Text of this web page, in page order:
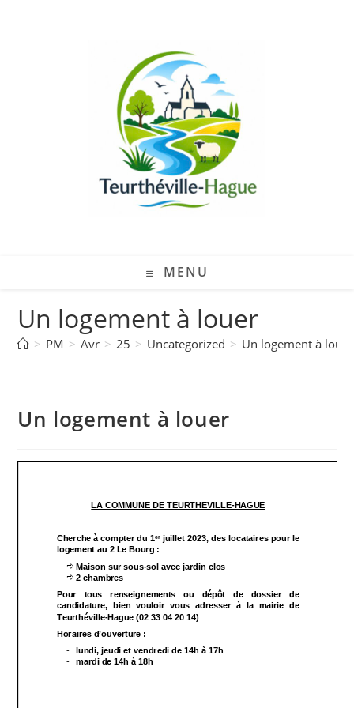
MENU
Un logement à louer
> PM > Avr > 25 > Uncategorized > Un logement à louer
Un logement à louer